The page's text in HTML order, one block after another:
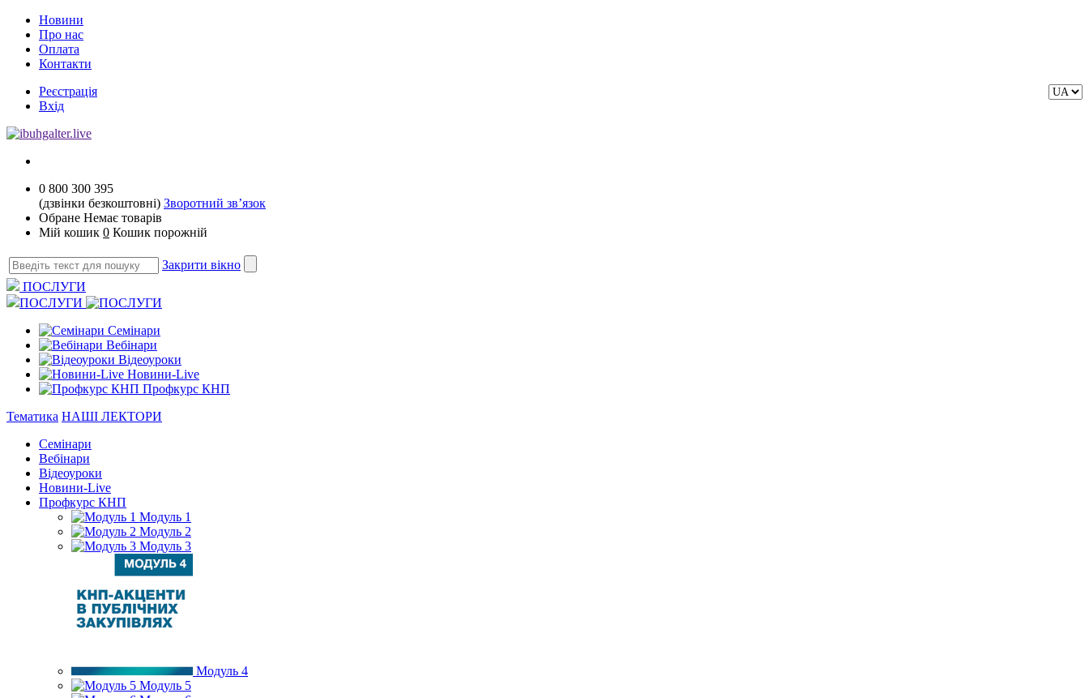
Новини
Про нас
Оплата
Контакти
Реєстрація
Вхід
0 800 300 395
(дзвінки безкоштовні) Зворотний зв’язок
Обране Немає товарів
Мій кошик 0 Кошик порожній
Закрити вікно
ПОСЛУГИ
ПОСЛУГИ
Семінари
Вебінари
Відеоуроки
Новини-Live
Профкурс КНП
Тематика НАШІ ЛЕКТОРИ
Семінари
Вебінари
Відеоуроки
Новини-Live
Профкурс КНП
Модуль 1
Модуль 2
Модуль 3
Модуль 4
Модуль 5